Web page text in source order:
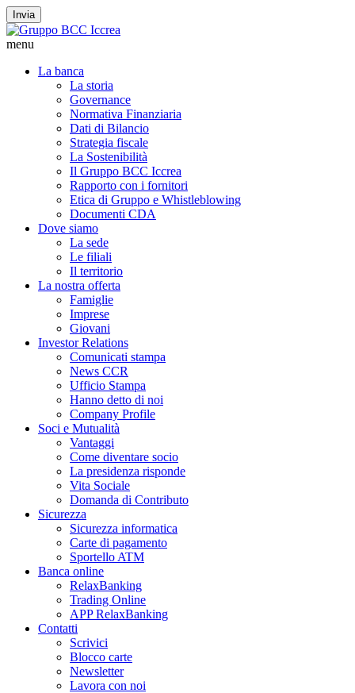
Invia
menu
La banca
La storia
Governance
Normativa Finanziaria
Dati di Bilancio
Strategia fiscale
La Sostenibilità
Il Gruppo BCC Iccrea
Rapporto con i fornitori
Etica di Gruppo e Whistleblowing
Documenti CDA
Dove siamo
La sede
Le filiali
Il territorio
La nostra offerta
Famiglie
Imprese
Giovani
Investor Relations
Comunicati stampa
News CCR
Ufficio Stampa
Hanno detto di noi
Company Profile
Soci e Mutualità
Vantaggi
Come diventare socio
La presidenza risponde
Vita Sociale
Domanda di Contributo
Sicurezza
Sicurezza informatica
Carte di pagamento
Sportello ATM
Banca online
RelaxBanking
Trading Online
APP RelaxBanking
Contatti
Scrivici
Blocco carte
Newsletter
Lavora con noi